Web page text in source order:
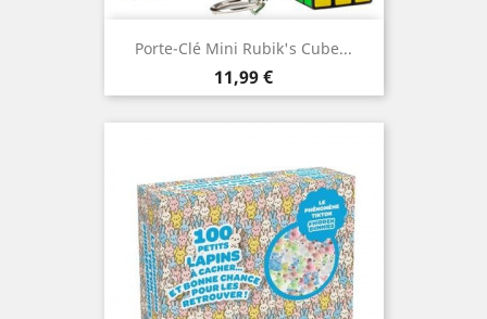
Porte-Clé Mini Rubik's Cube...
Prix
11,99 €